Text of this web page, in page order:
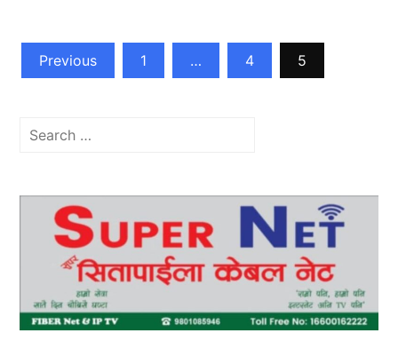
Posts
pagination
Previous 1 … 4 5
Search